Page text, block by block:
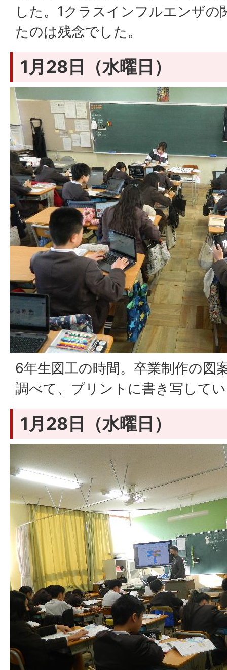
した。1クラスインフルエンザの
たのは残念でした。
1月28日（水曜日）
6年生図工の時間。卒業制作の図
調べて、プリントに書き写して
1月28日（水曜日）